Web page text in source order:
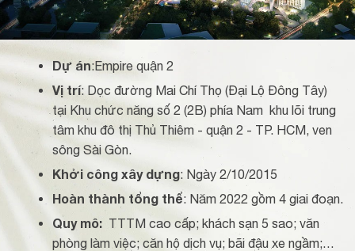
Dự án:Empire quận 2
Vị trí: Dọc đường Mai Chí Thọ (Đại Lộ Đông Tây)
tại Khu chức năng số 2 (2B) phía Nam khu lõi trung
tâm khu đô thị Thủ Thiêm - quận 2 - TP. HCM, ven
sông Sài Gòn.
Khởi công xây dựng: Ngày 2/10/2015
Hoàn thành tổng thể: Năm 2022 gồm 4 giai đoạn.
Quy mô: TTTM cao cấp; khách sạn 5 sao; văn
phòng làm việc; căn hộ dịch vụ; bãi đậu xe ngầm;…